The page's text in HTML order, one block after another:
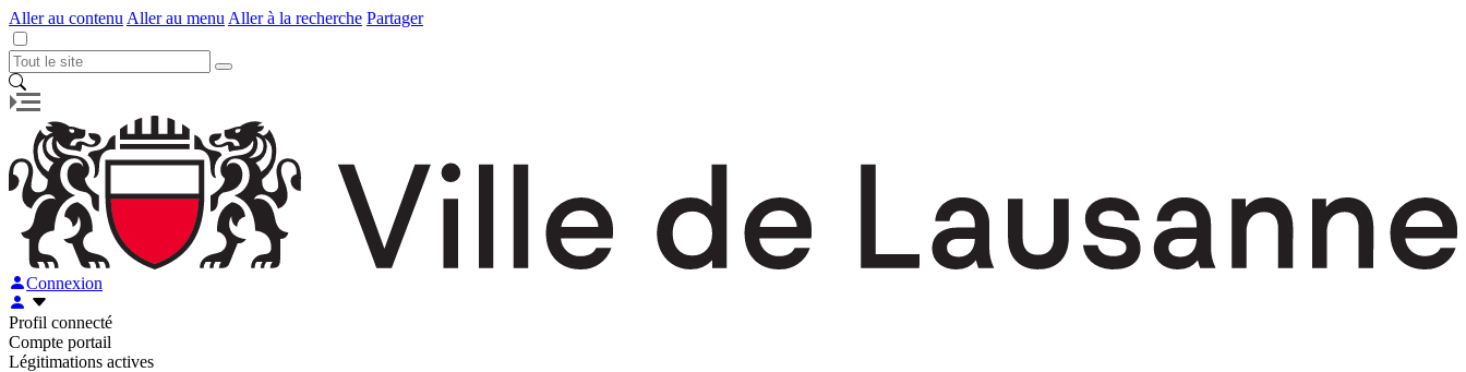
Aller au contenu Aller au menu Aller à la recherche Partager
Connexion
Profil connecté
Compte portail
Légitimations actives